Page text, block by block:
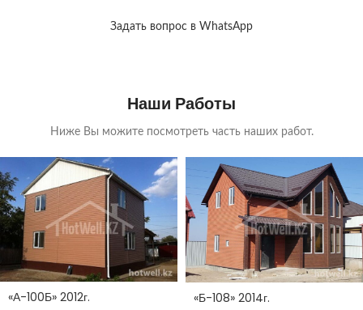
Задать вопрос в WhatsApp
Наши Работы
Ниже Вы можите посмотреть часть наших работ.
«А-100Б» 2012г. «Б-108» 2014г.